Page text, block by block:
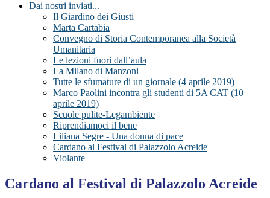
Dai nostri inviati...
Il Giardino dei Giusti
Marta Cartabia
Convegno di Storia Contemporanea alla Società
Umanitaria
Le lezioni fuori dall’aula
La Milano di Manzoni
Tutte le sfumature di un giornale (4 aprile 2019)
Marco Paolini incontra gli studenti di 5A CAT (10
aprile 2019)
Scuole pulite-Legambiente
Riprendiamoci il bene
Liliana Segre - Una donna di pace
Cardano al Festival di Palazzolo Acreide
Violante
Cardano al Festival di Palazzolo Acreide